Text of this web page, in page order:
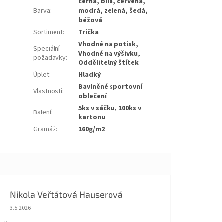
Barva:
modrá, zelená, šedá,
béžová
Sortiment:
Trička
Speciální
požadavky:
Vhodné na potisk,
Vhodné na výšivku,
Oddělitelný štítek
Úplet:
Hladký
Vlastnosti:
Bavlněné sportovní
oblečení
Balení:
5ks v sáčku, 100ks v
kartonu
Gramáž: 160g/m2
Nikola Veřtátová Hauserová
Hodnocení obchodu je 5 z 5 hvězdiček.
3.5.2026